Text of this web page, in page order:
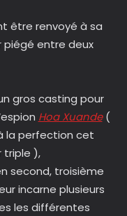
être renvoyé à sa
piégé entre deux
gros casting pour
Hoa Xuande(
la perfection cet
triple ),
second, troisième
incarne plusieurs
les différentes